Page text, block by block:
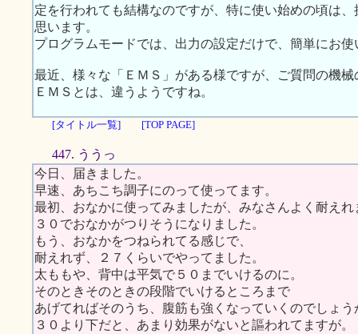
定を行われても結構なのですが、特に使い始めの頃は
思います。
プログラムモードでは、出力の設定だけで、簡単にお
最近、様々な「ＥＭＳ」がある様ですが、ご質問の機
ＥＭＳとは、違うようですね。
[タイトル一覧] [TOP PAGE]
447. ううっ
今日、届きました。
早速、あちこち調子にのって使ってます。
最初、おなかに使ってみましたが、みなさんよく耐えれ
３０でおなかがつりそうになりました。
もう、おなかをつねられてる感じで、
耐えれず、２７くらいでやってました。
太ももや、背中は平気で５０までいけるのに。
そのときそのときの段階でいけるところまで
あげてればそのうち、腹筋も強くなっていくのでしょう
３０より下だと、あまり効果がないと謳われてますが。